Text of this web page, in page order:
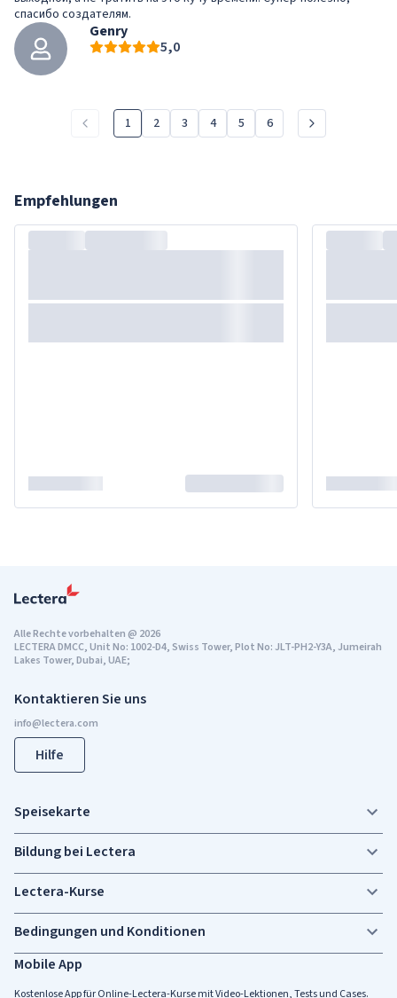
спасибо создателям.
Genry
5,0
1 2 3 4 5 6
Empfehlungen
Kontaktieren Sie uns
Hilfe
Mobile App
Kostenlose App für Online-Lectera-Kurse mit Video-Lektionen, Tests und Cases.
Alle Rechte vorbehalten@ 2026
LECTERA DMCC, Unit No: 1002-D4, Swiss Tower, Plot No: JLT-PH2-Y3A, Jumeirah
Lakes Tower, Dubai, UAE;
Speisekarte
Bildung bei Lectera
Lectera-Kurse
Bedingungen und Konditionen